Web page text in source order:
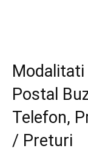
Postal
Telefon,
/ Preturi